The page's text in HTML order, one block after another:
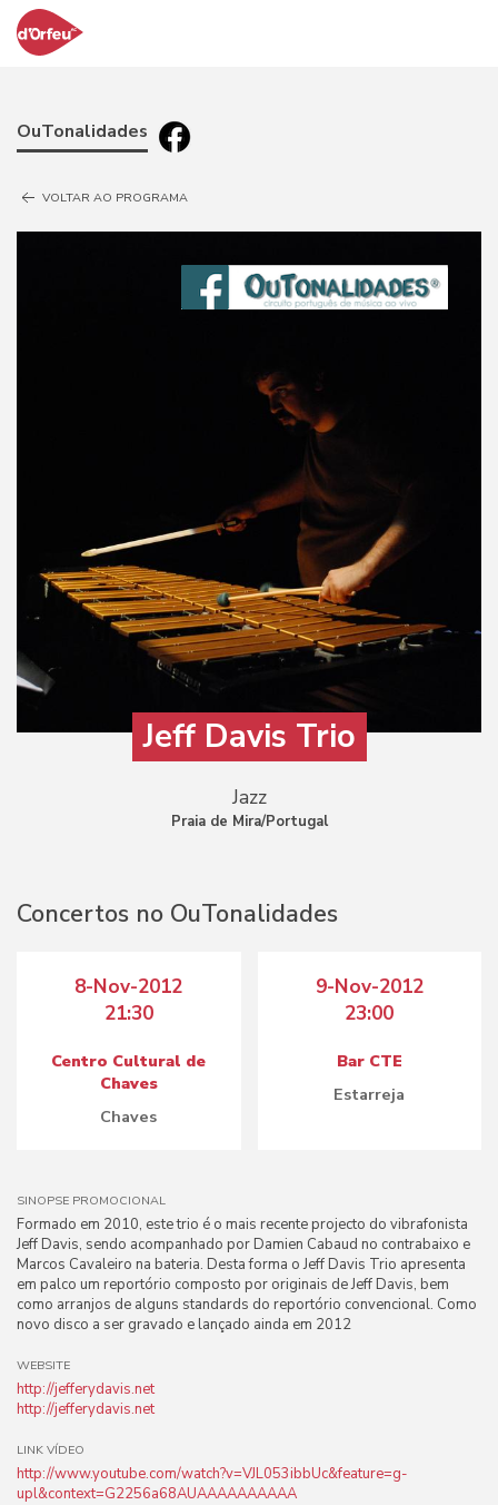
OuTonalidades
VOLTAR AO PROGRAMA
Jeff Davis Trio
Jazz
Praia de Mira/Portugal
Concertos no OuTonalidades
8-Nov-2012
21:30
Centro Cultural de
Chaves
Chaves
9-Nov-2012
23:00
Bar CTE
Estarreja
SINOPSE PROMOCIONAL
Formado em 2010, este trio é o mais recente projecto do vibrafonista
Jeff Davis, sendo acompanhado por Damien Cabaud no contrabaixo e
Marcos Cavaleiro na bateria. Desta forma o Jeff Davis Trio apresenta
em palco um reportório composto por originais de Jeff Davis, bem
como arranjos de alguns standards do reportório convencional. Como
novo disco a ser gravado e lançado ainda em 2012
WEBSITE
http://jefferydavis.net
http://jefferydavis.net
LINK VÍDEO
http://www.youtube.com/watch?v=VJL053ibbUc&feature=g-
upl&context=G2256a68AUAAAAAAAAAA